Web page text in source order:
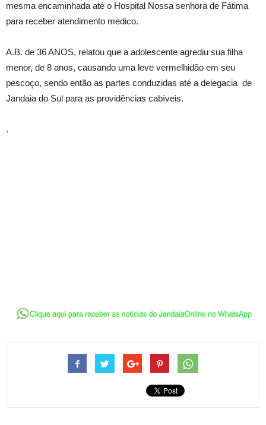
mesma encaminhada até o Hospital Nossa senhora de Fátima
para receber atendimento médico.
A.B. de 36 ANOS, relatou que a adolescente agrediu sua filha
menor, de 8 anos, causando uma leve vermelhidão em seu
pescoço, sendo então as partes conduzidas até a delegacia de
Jandaia do Sul para as providências cabíveis.
.